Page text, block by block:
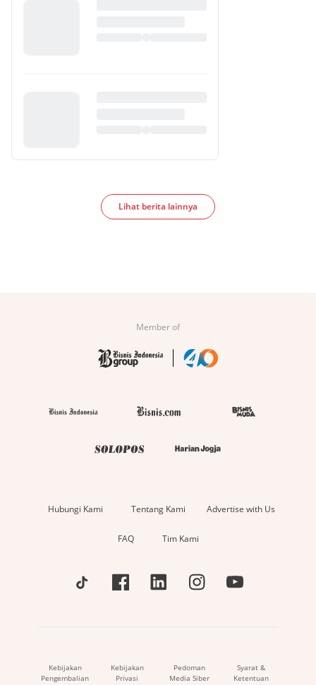
Lihat berita lainnya
Member of
Hubungi Kami Tentang Kami Advertise with Us
FAQ Tim Kami
Kebijakan
Pengembalian
Kebijakan
Privasi
Pedoman
Media Siber
Syarat &
Ketentuan